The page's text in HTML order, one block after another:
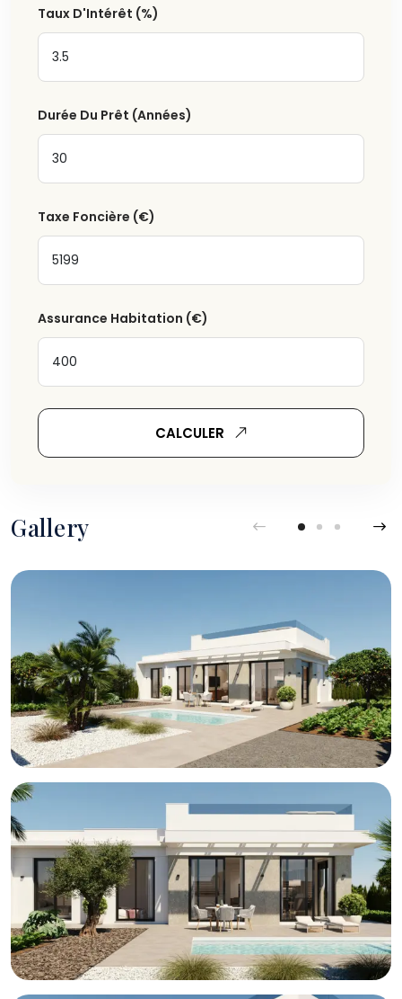
Taux D'Intérêt (%)
Durée Du Prêt (Années)
Taxe Foncière (€)
Assurance Habitation (€)
CALCULER
Gallery